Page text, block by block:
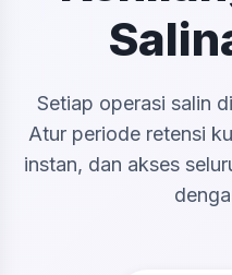
Setiap operasi salin
Atur periode retensi
instan, dan akses